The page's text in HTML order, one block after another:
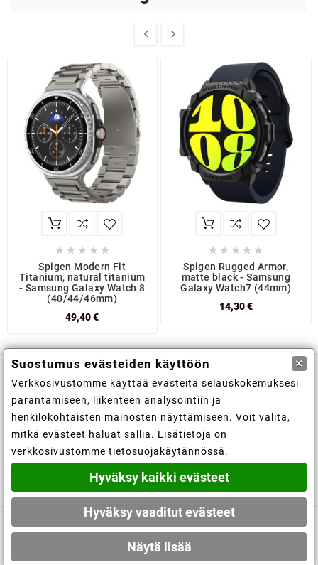
 
    
Spigen Modern Fit
Titanium, natural titanium
- Samsung Galaxy Watch 8
(40/44/46mm)
49,40 €
    
Spigen Rugged Armor,
matte black - Samsung
Galaxy Watch7 (44mm)
14,30 €
Kaupan tiedot 

Tilisi 
Suostumus evästeiden käyttöön ×
Verkkosivustomme käyttää evästeitä selauskokemuksesi
parantamiseen, liikenteen analysointiin ja
henkilökohtaisten mainosten näyttämiseen. Voit valita,
mitkä evästeet haluat sallia. Lisätietoja on
verkkosivustomme tietosuojakäytännössä.
Hyväksy kaikki evästeet
Hyväksy vaaditut evästeet
Näytä lisää
© 2019 - Ecommerce software by PrestaShop™